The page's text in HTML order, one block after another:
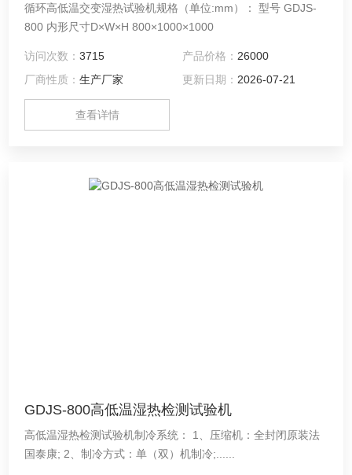
循环高低温交变湿热试验机规格（单位:mm）： 型号 GDJS-
800 内形尺寸D×W×H 800×1000×1000
访问次数：3715 产品价格： 26000
厂商性质：生产厂家 更新日期： 2026-07-21
查看详情
GDJS-800高低温湿热检测试验机
高低温湿热检测试验机制冷系统： 1、压缩机：全封闭原装法
国泰康; 2、制冷方式：单（双）机制冷;......